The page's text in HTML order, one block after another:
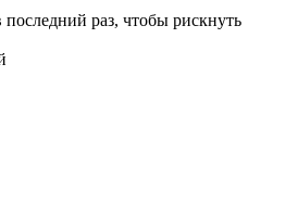
раз, чтобы рискнуть